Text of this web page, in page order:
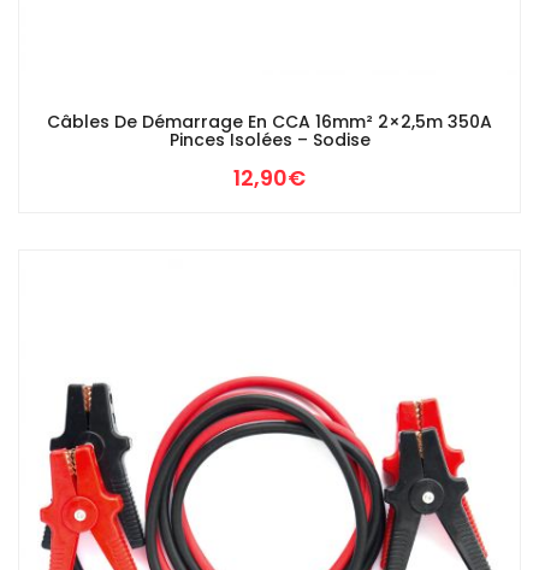
Câbles De Démarrage En CCA 16mm² 2×2,5m 350A
Pinces Isolées – Sodise
12,90€